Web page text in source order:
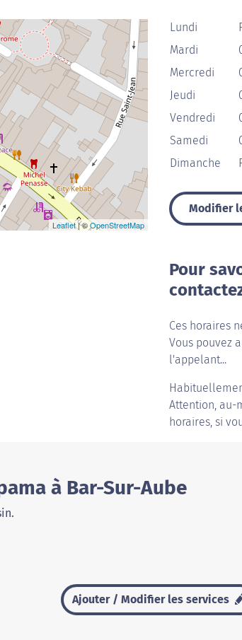
Leaflet| ©OpenStreetMap
Lundi
Mardi
Mercredi
Jeudi
Vendredi
Samedi
Dimanche
Modifier
Pour
Ces horaires
Vous pouvez
l'appelant...
Attention, au-
horaires, si
à Bar-Sur-Aube
Ajouter / Modifier les services